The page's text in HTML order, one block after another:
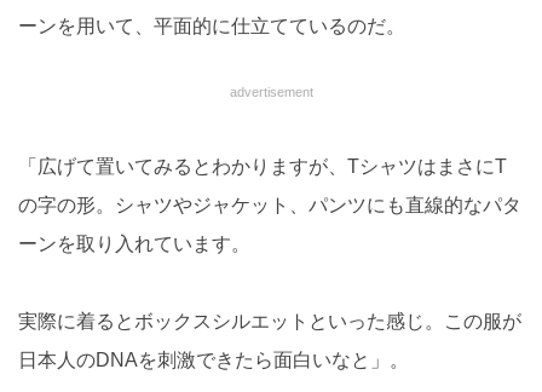
ーンを用いて、平面的に仕立てているのだ。
advertisement
「広げて置いてみるとわかりますが、TシャツはまさにT
の字の形。シャツやジャケット、パンツにも直線的なパタ
ーンを取り入れています。
実際に着るとボックスシルエットといった感じ。この服が
日本人のDNAを刺激できたら面白いなと」。